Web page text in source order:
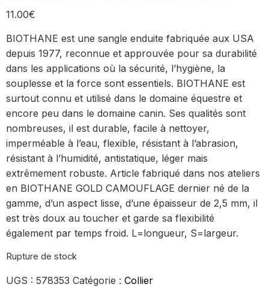
11.00€
BIOTHANE est une sangle enduite fabriquée aux USA
depuis 1977, reconnue et approuvée pour sa durabilité
dans les applications où la sécurité, l’hygiène, la
souplesse et la force sont essentiels. BIOTHANE est
surtout connu et utilisé dans le domaine équestre et
encore peu dans le domaine canin. Ses qualités sont
nombreuses, il est durable, facile à nettoyer,
imperméable à l’eau, flexible, résistant à l’abrasion,
résistant à l’humidité, antistatique, léger mais
extrêmement robuste. Article fabriqué dans nos ateliers
en BIOTHANE GOLD CAMOUFLAGE dernier né de la
gamme, d’un aspect lisse, d’une épaisseur de 2,5 mm, il
est très doux au toucher et garde sa flexibilité
également par temps froid. L=longueur, S=largeur.
Rupture de stock
UGS : 578353 Catégorie : Collier